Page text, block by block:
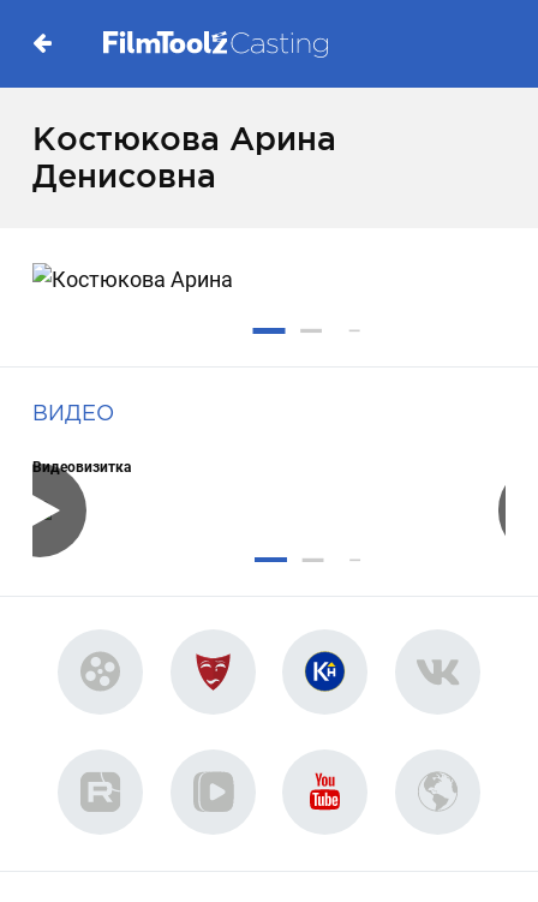
Костюкова Арина
Денисовна
ВИДЕО
Видеовизитка